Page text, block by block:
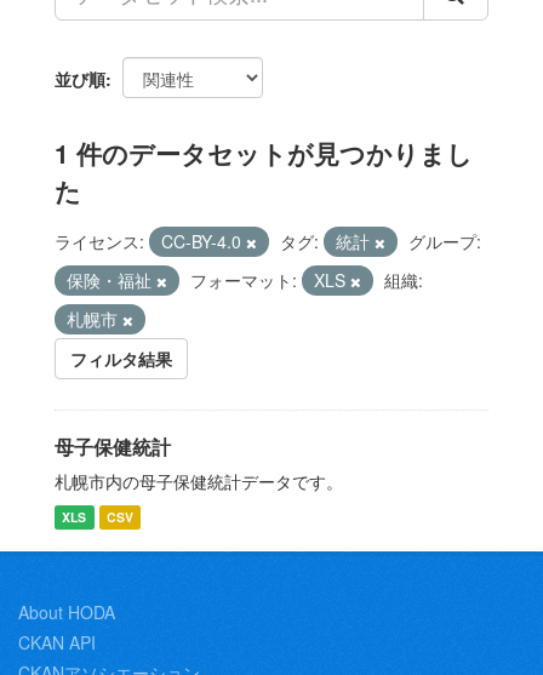
並び順
1 件のデータセットが見つかりまし
た
ライセンス: CC-BY-4.0 タグ: 統計
グループ:
保険・福祉
フォーマット: XLS
組織:
札幌市
フィルタ結果
母子保健統計
札幌市内の母子保健統計データです。
XLS CSV
About HODA
CKAN API